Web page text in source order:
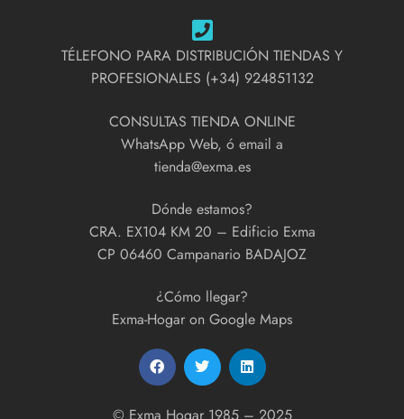
TÉLEFONO PARA DISTRIBUCIÓN TIENDAS Y
PROFESIONALES (+34) 924851132
CONSULTAS TIENDA ONLINE
WhatsApp Web, ó email a
tienda@exma.es
Dónde estamos?
CRA. EX104 KM 20 – Edificio Exma
CP 06460 Campanario BADAJOZ
¿Cómo llegar?
Exma-Hogar on Google Maps